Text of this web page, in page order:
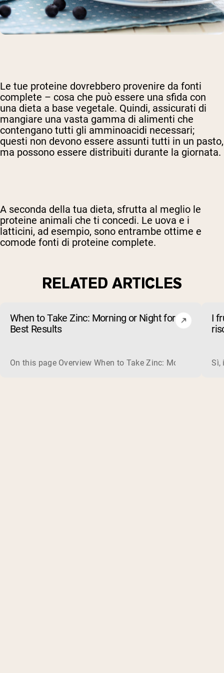
Le tue proteine dovrebbero provenire da fonti
complete – cosa che può essere una sfida con
una dieta a base vegetale. Quindi, assicurati di
mangiare una vasta gamma di alimenti che
contengano tutti gli amminoacidi necessari;
questi non devono essere assunti tutti in un pasto,
ma possono essere distribuiti durante la giornata.
A seconda della tua dieta, sfrutta al meglio le
proteine animali che ti concedi. Le uova e i
latticini, ad esempio, sono entrambe ottime e
comode fonti di proteine complete.
RELATED ARTICLES
When to Take Zinc: Morning or Night for
Best Results
On this page Overview When to Take Zinc: Morning or
I
Sì,